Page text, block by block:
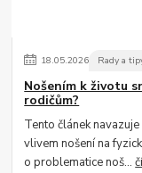
18.05.2026 Rady a
Nošením k životu
rodičům?
Tento článek
vlivem nošení na
o problematice noš...